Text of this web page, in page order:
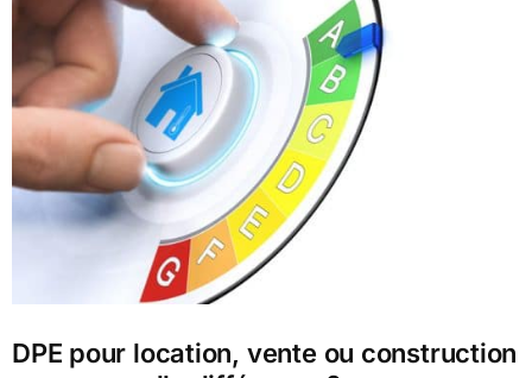
DPE pour location, vente ou construction